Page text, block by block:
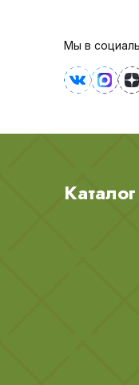
Мы в
Каталог